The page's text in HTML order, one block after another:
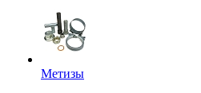
Метизы